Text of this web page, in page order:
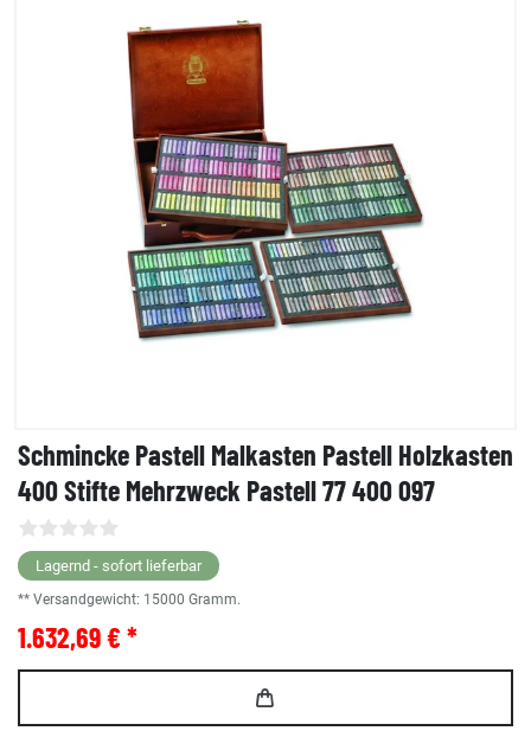
Schmincke Pastell Malkasten Pastell Holzkasten
400 Stifte Mehrzweck Pastell 77 400 097
Lagernd - sofort lieferbar
** Versandgewicht: 15000 Gramm.
1.632,69 € *